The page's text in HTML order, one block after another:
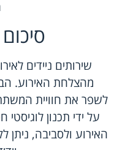
שירותים ניידים
מהצלחת האירוע.
לשפר את חוויית
על ידי תכנון
האירוע ולסביבה, ניתן